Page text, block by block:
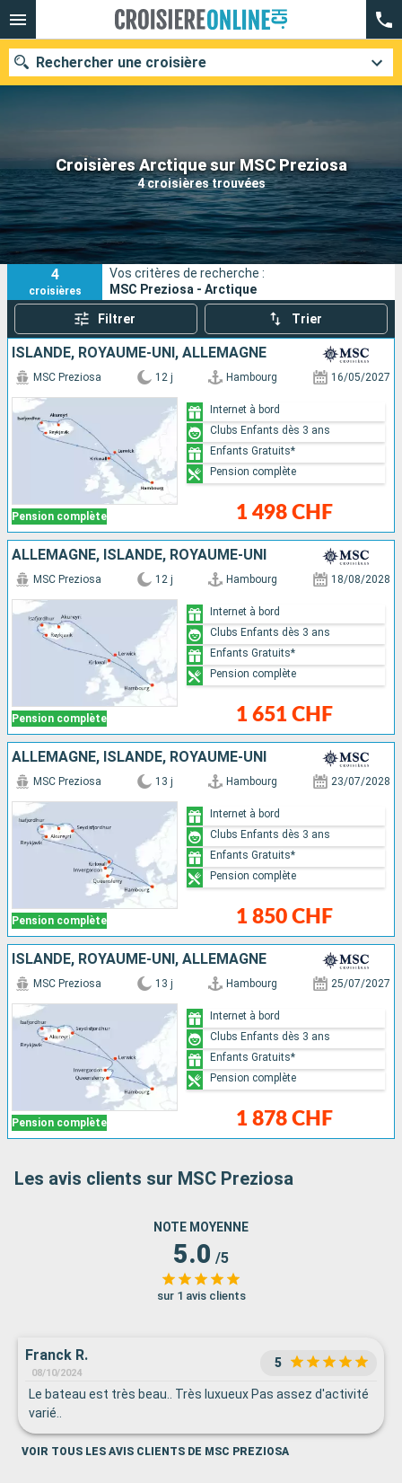
Croisières Arctique sur MSC Preziosa
4 croisières trouvées
Rechercher une croisière
Nos destinations
Mois de départ
Ports Compagnies
Rechercher
4
croisières
Vos critères de recherche :
MSC Preziosa - Arctique
Filtrer Trier
ISLANDE, ROYAUME-UNI, ALLEMAGNE
Pension complète
MSC Preziosa 12 j Hambourg 16/05/2027
1 498 CHF
Internet à bord
Clubs Enfants dès 3 ans
Enfants Gratuits*
Pension complète
ALLEMAGNE, ISLANDE, ROYAUME-UNI
Pension complète
MSC Preziosa 12 j Hambourg 18/08/2028
1 651 CHF
Internet à bord
Clubs Enfants dès 3 ans
Enfants Gratuits*
Pension complète
ALLEMAGNE, ISLANDE, ROYAUME-UNI
Pension complète
MSC Preziosa 13 j Hambourg 23/07/2028
1 850 CHF
Internet à bord
Clubs Enfants dès 3 ans
Enfants Gratuits*
Pension complète
ISLANDE, ROYAUME-UNI, ALLEMAGNE
Pension complète
MSC Preziosa 13 j Hambourg 25/07/2027
1 878 CHF
Internet à bord
Clubs Enfants dès 3 ans
Enfants Gratuits*
Pension complète
Les avis clients sur MSC Preziosa
NOTE MOYENNE
5.0 /5
sur 1 avis clients
Franck R.
08/10/2024
5
Le bateau est très beau.. Très luxueux Pas assez d'activité
varié..
VOIR TOUS LES AVIS CLIENTS DE MSC PREZIOSA